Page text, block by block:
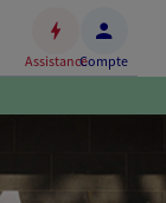
AssistanceCompte